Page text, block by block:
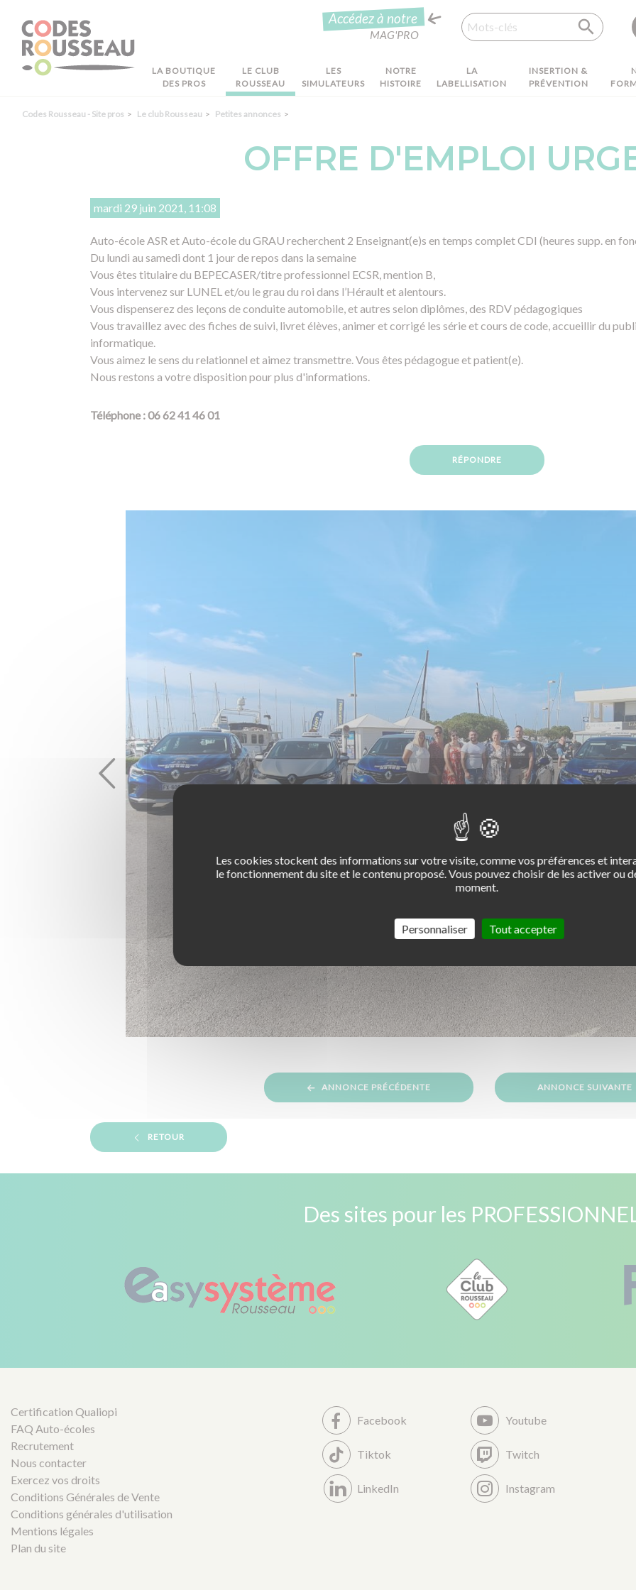
LA BOUTIQUE
DES PROS
LE CLUB
ROUSSEAU
LES
SIMULATEURS
NOTRE
HISTOIRE
LA
LABELLISATION
INSERTION &
PRÉVENTION
Accédez à notre
MAG'PRO
Recherche
Codes Rousseau - Site pros Le club Rousseau Petites annonces
OFFRE D'EMPLOI
mardi 29 juin 2021, 11:08
Auto-école ASR et Auto-école du GRAU recherchent 2 Enseignant(e)s en temps complet CDI (heures supp. en
Du lundi au samedi dont 1 jour de repos dans la semaine
Vous êtes titulaire du BEPECASER/titre professionnel ECSR, mention B,
Vous intervenez sur LUNEL et/ou le grau du roi dans l’Hérault et alentours.
Vous dispenserez des leçons de conduite automobile, et autres selon diplômes, des RDV pédagogiques
Vous travaillez avec des fiches de suivi, livret élèves, animer et corrigé les série et cours de code, accueillir du
informatique.
Vous aimez le sens du relationnel et aimez transmettre. Vous êtes pédagogue et patient(e).
Nous restons a votre disposition pour plus d'informations.
Téléphone : 06 62 41 46 01
RÉPONDRE
ANNONCE PRÉCÉDENTE ANNONCE SUIVANTE
RETOUR
Des sites pour les
Certification Qualiopi
FAQ Auto-écoles
Recrutement
Nous contacter
Exercez vos droits
Conditions Générales de Vente
Conditions générales d'utilisation
Mentions légales
Plan du site
Facebook Youtube
Tiktok Twitch
LinkedIn Instagram
Les cookies stockent des informations sur votre visite, comme vos préférences et
le fonctionnement du site et le contenu proposé. Vous pouvez choisir de les activer ou
moment.
Tout accepter
Personnaliser